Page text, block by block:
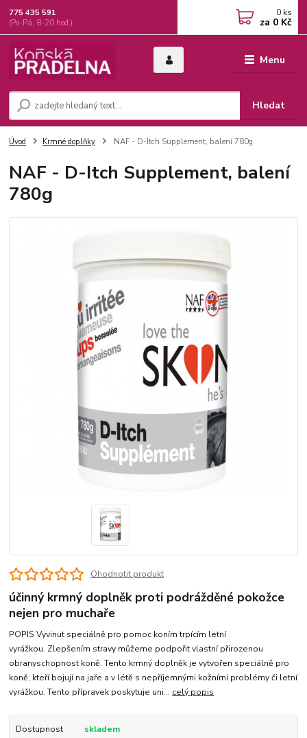
Menu
Hledat
775 435 591
(Po-Pá, 8-20 hod.)
0 ks
za 0 Kč
Úvod Krmné doplňky NAF - D-Itch Supplement, balení 780g
NAF - D-Itch Supplement, balení
780g
Ohodnotit produkt
účinný krmný doplněk proti podrážděné pokožce
nejen pro muchaře
POPIS Vyvinut speciálně pro pomoc koním trpícím letní
vyrážkou. Zlepšením stravy můžeme podpořit vlastní přirozenou
obranyschopnost koně. Tento krmný doplněk je vytvořen speciálně pro
koně, kteří bojují na jaře a v létě s nepříjemnými kožními problémy či letní
vyrážkou. Tento přípravek poskytuje uni... celý popis
Dostupnost skladem